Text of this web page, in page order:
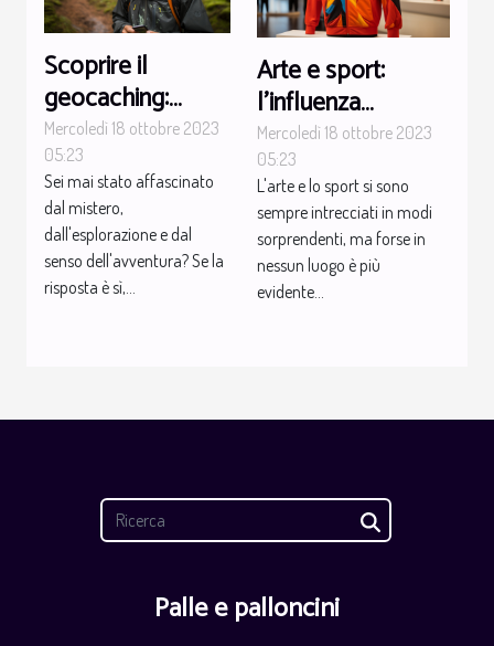
Scoprire il
geocaching:
l'esplorazione
che diventa sport
Mercoledì 18 ottobre 2023
05:23
Sei mai stato affascinato
dal mistero,
dall'esplorazione e dal
senso dell'avventura? Se la
risposta è sì,...
Arte e sport:
l'influenza
dell'arte
nell'abbigliamento
sportivo
Mercoledì 18 ottobre 2023
05:23
L'arte e lo sport si sono
sempre intrecciati in modi
sorprendenti, ma forse in
nessun luogo è più
evidente...
Palle e palloncini